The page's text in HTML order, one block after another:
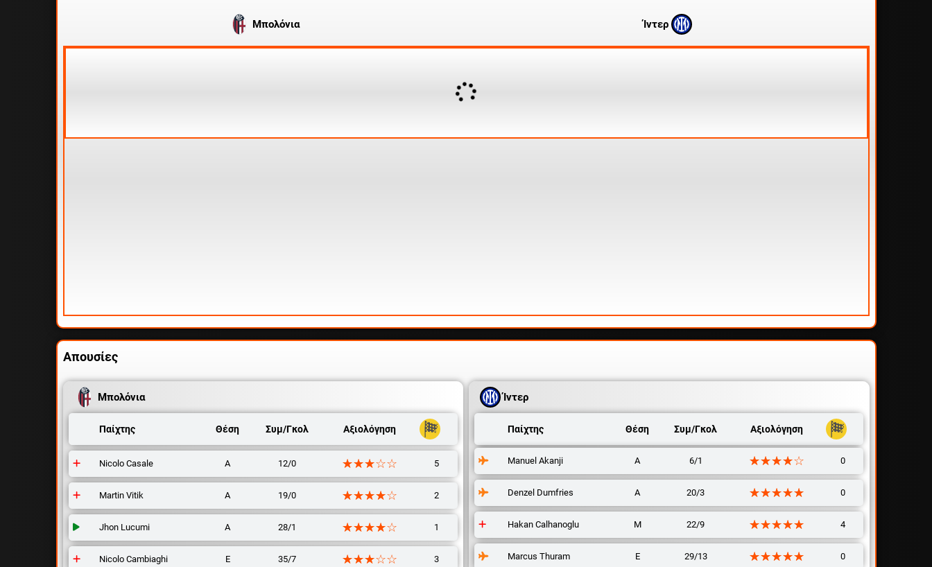
Μπολόνια Ίντερ
Απουσίες
Μπολόνια
Παίχτης Θέση Συμ/Γκολ Αξιολόγηση
Nicolo Casale Α 12/0 ☆☆☆☆☆
★★★★★ 5
Martin Vitik Α 19/0 ☆☆☆☆☆
★★★★★ 2
Jhon Lucumi Α 28/1 ☆☆☆☆☆
★★★★★ 1
Nicolo Cambiaghi Ε 35/7 ☆☆☆☆☆
★★★★★ 3
Ίντερ
Παίχτης Θέση Συμ/Γκολ Αξιολόγηση
Manuel Akanji Α 6/1 ☆☆☆☆☆
★★★★★ 0
Denzel Dumfries Α 20/3 ☆☆☆☆☆
★★★★★ 0
Hakan Calhanoglu Μ 22/9 ☆☆☆☆☆
★★★★★ 4
Marcus Thuram Ε 29/13 ☆☆☆☆☆
★★★★★ 0